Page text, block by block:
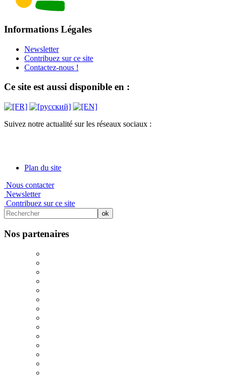
Informations Légales
Newsletter
Contribuez sur ce site
Contactez-nous !
Ce site est aussi disponible en :
Suivez notre actualité sur les réseaux sociaux :
Plan du site
Nous contacter
Newsletter
Contribuez sur ce site
Nos partenaires